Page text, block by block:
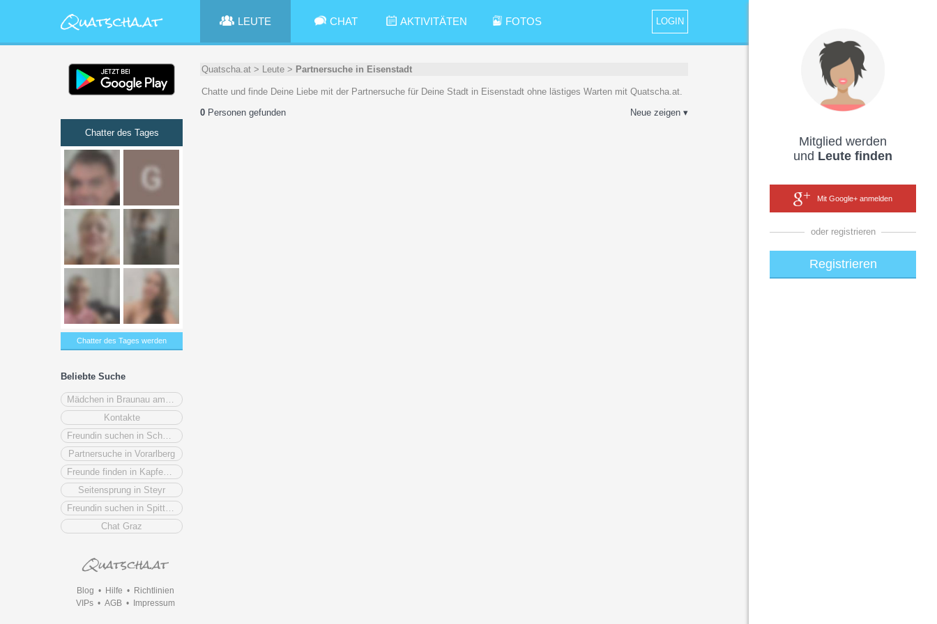
Mitglied werden
und Leute finden
Mit Google+ anmelden
oder registrieren
Registrieren
LOGIN
LEUTE CHAT AKTIVITÄTEN FOTOS
Chatter des Tages
Chatter des Tages werden
Beliebte Suche
Kontakte
Partnersuche in Vorarlberg
Seitensprung in Steyr
Chat Graz
Blog • Hilfe • Richtlinien
VIPs• AGB• Impressum
Quatscha.at > Leute > Partnersuche in Eisenstadt
Chatte und finde Deine Liebe mit der Partnersuche für Deine Stadt in Eisenstadt ohne lästiges Warten mit Quatscha.at.
Neue zeigen ▾
0 Personen gefunden